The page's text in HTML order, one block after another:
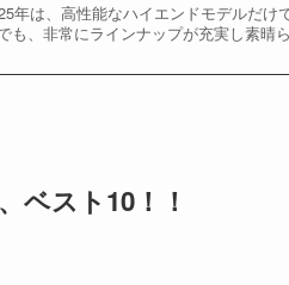
年は、高性能なハイエンドモデルだ
も、非常にラインナップが充実し素晴
ベスト10！！